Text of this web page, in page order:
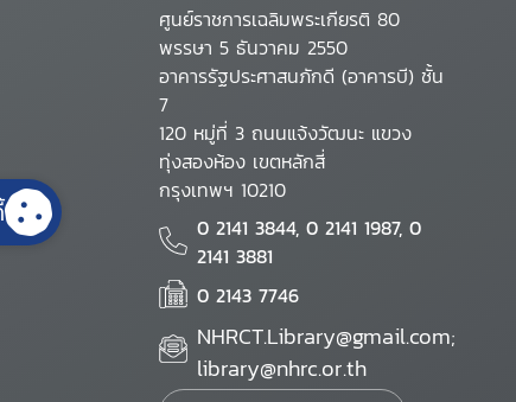
ศูนย์ราชการเฉลิมพระเกียรติ 80
พรรษา 5 ธันวาคม 2550
อาคารรัฐประศาสนภักดี (อาคารบี) ชั้น
7
120 หมู่ที่ 3 ถนนแจ้งวัฒนะ แขวง
ทุ่งสองห้อง เขตหลักสี่
กรุงเทพฯ 10210
0 2141 3844, 0 2141 1987, 0
2141 3881
0 2143 7746
NHRCT.Library@gmail.com;
library@nhrc.or.th